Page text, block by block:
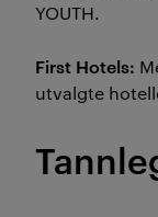
YOUTH.
First Hotels:
utvalgte